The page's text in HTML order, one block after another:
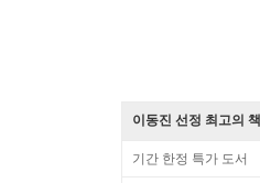
이동진 선정 최고의 책
기간 한정 특가 도서